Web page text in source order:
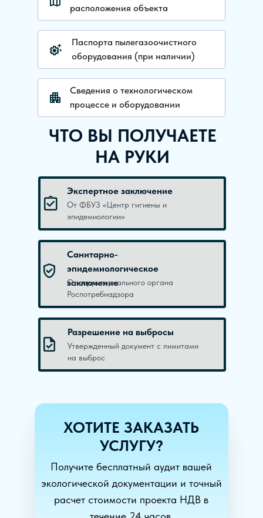
расположения объекта
Паспорта пылегазоочистного
оборудования (при наличии)
Сведения о технологическом
процессе и оборудовании
Экспертное заключение
От ФБУЗ «Центр гигиены и
эпидемиологии»
Санитарно-
эпидемиологическое
заключение
От территориального органа
Роспотребнадзора
Разрешение на выбросы
Утвержденный документ с лимитами
на выброс
ЧТО ВЫ ПОЛУЧАЕТЕ
НА РУКИ
ХОТИТЕ ЗАКАЗАТЬ
УСЛУГУ?
Получите бесплатный аудит вашей
экологической документации и точный
расчет стоимости проекта НДВ в